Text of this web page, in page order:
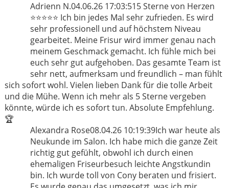
Adrienn N.04.06.26 17:03:515 Sterne von Herzen
⭐⭐⭐⭐⭐ Ich bin jedes Mal sehr zufrieden. Es wird
sehr professionell und auf höchstem Niveau
gearbeitet. Meine Frisur wird immer genau nach
meinem Geschmack gemacht. Ich fühle mich bei
euch sehr gut aufgehoben. Das gesamte Team ist
sehr nett, aufmerksam und freundlich – man fühlt
sich sofort wohl. Vielen lieben Dank für die tolle Arbeit
und die Mühe. Wenn ich mehr als 5 Sterne vergeben
könnte, würde ich es sofort tun. Absolute Empfehlung.
🏆
Alexandra Rose08.04.26 10:19:39Ich war heute als
Neukunde im Salon. Ich habe mich die ganze Zeit
richtig gut gefühlt, obwohl ich durch einen
ehemaligen Friseurbesuch leichte Angstkundin
bin. Ich wurde toll von Cony beraten und frisiert.